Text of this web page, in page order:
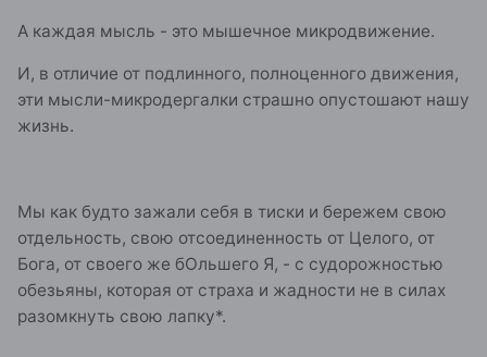
А каждая мысль - это мышечное микродвижение.
И, в отличие от подлинного, полноценного движения,
эти мысли-микродергалки страшно опустошают нашу
жизнь.
Мы как будто зажали себя в тиски и бережем свою
отдельность, свою отсоединенность от Целого, от
Бога, от своего же бОльшего Я, - с судорожностью
обезьяны, которая от страха и жадности не в силах
разомкнуть свою лапку*.